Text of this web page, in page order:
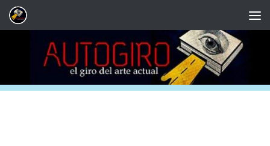
Saltar al contenido